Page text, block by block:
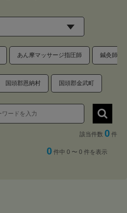
あん摩マッサージ指圧師 鍼灸師
国頭郡恩納村 国頭郡金武町
該当件数 0 件
0 件中 0 〜 0 件を表示